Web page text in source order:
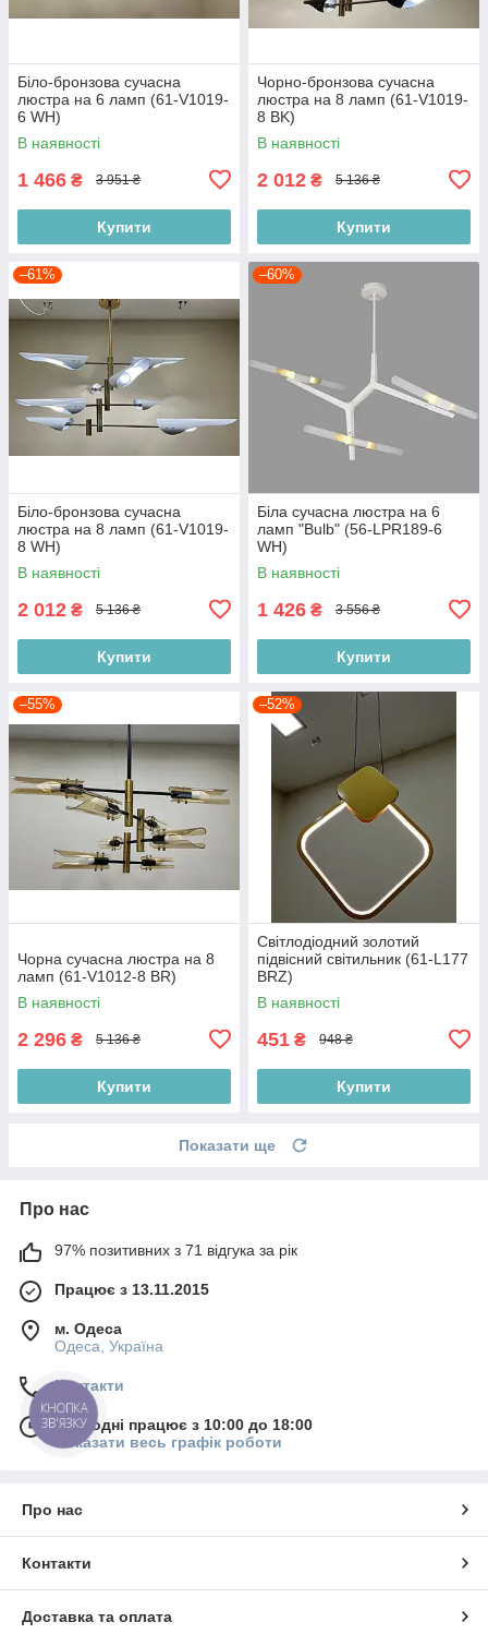
Біло-бронзова сучасна
люстра на 6 ламп (61-V1019-
6 WH)
В наявності
1 466 ₴ 3 951 ₴
Купити
Чорно-бронзова сучасна
люстра на 8 ламп (61-V1019-
8 BK)
В наявності
2 012 ₴ 5 136 ₴
Купити
–61%
Біло-бронзова сучасна
люстра на 8 ламп (61-V1019-
8 WH)
В наявності
2 012 ₴ 5 136 ₴
Купити
–60%
Біла сучасна люстра на 6
ламп "Bulb" (56-LPR189-6
WH)
В наявності
1 426 ₴ 3 556 ₴
Купити
–55%
Чорна сучасна люстра на 8
ламп (61-V1012-8 BR)
В наявності
2 296 ₴ 5 136 ₴
Купити
–52%
Світлодіодний золотий
підвісний світильник (61-L177
BRZ)
В наявності
451 ₴ 948 ₴
Купити
Показати ще
Про нас
97% позитивних з 71 відгука за рік
Працює з 13.11.2015
м. Одеса
Одеса, Україна
Контакти
Сьогодні працює з 10:00 до 18:00
Показати весь графік роботи
Про нас
Контакти
Доставка та оплата
КНОПКА
ЗВ'ЯЗКУ